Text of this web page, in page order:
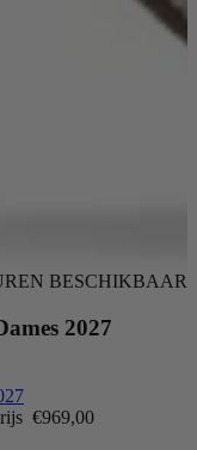
BESCHIKBAAR
2027
€969,00